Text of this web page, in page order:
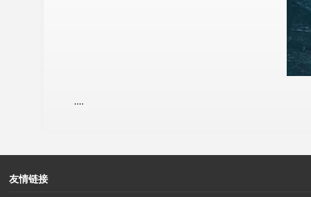
....
友情链接